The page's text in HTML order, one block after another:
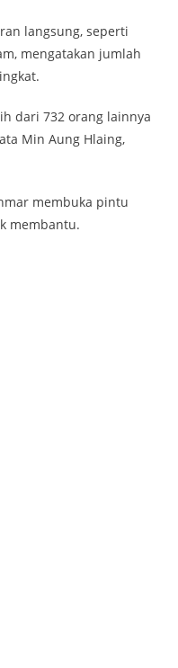
langsung, seperti
mengatakan jumlah
dari 732 orang lainnya
Min Aung Hlaing,
membuka pintu
membantu.